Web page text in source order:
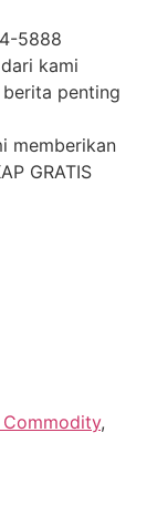
5888
kami
penting
memberikan
GRATIS
Commodity,